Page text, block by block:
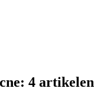
4 artikelen